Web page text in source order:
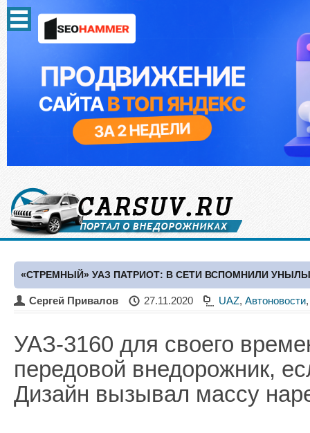
«СТРЕМНЫЙ» УАЗ ПАТРИОТ: В СЕТИ ВСПОМНИЛИ
Сергей Привалов 27.11.2020 UAZ, Автоновости
УАЗ-3160 для своего
передовой внедорожник,
Дизайн вызывал массу